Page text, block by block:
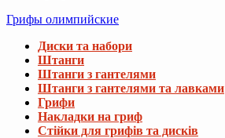
Грифы олимпийские
Диски та набори
Штанги
Штанги з гантелями
Штанги з гантелями та лавками
Грифи
Накладки на гриф
Стійки для грифів та дисків